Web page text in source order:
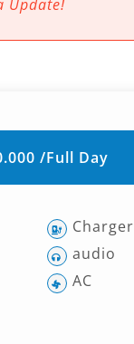
Update!
/Full Day
Charger
audio
AC